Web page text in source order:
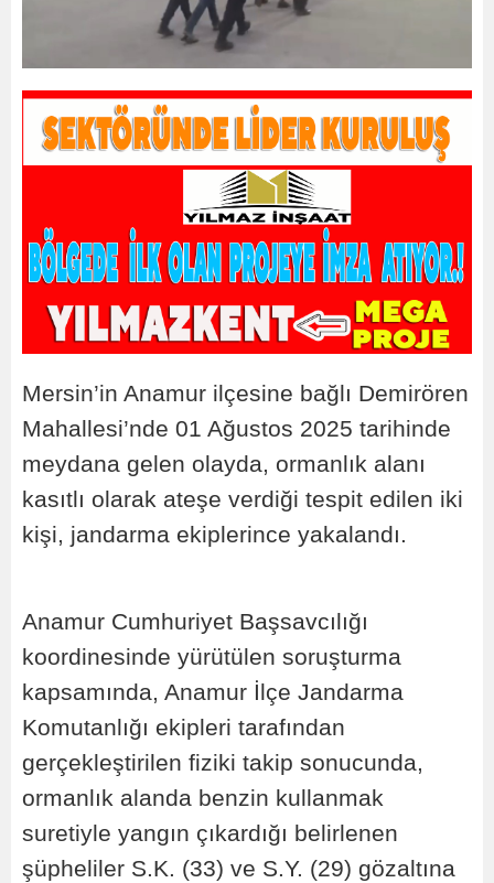
Mersin’in Anamur ilçesine bağlı Demirören
Mahallesi’nde 01 Ağustos 2025 tarihinde
meydana gelen olayda, ormanlık alanı
kasıtlı olarak ateşe verdiği tespit edilen iki
kişi, jandarma ekiplerince yakalandı.
Anamur Cumhuriyet Başsavcılığı
koordinesinde yürütülen soruşturma
kapsamında, Anamur İlçe Jandarma
Komutanlığı ekipleri tarafından
gerçekleştirilen fiziki takip sonucunda,
ormanlık alanda benzin kullanmak
suretiyle yangın çıkardığı belirlenen
şüpheliler S.K. (33) ve S.Y. (29) gözaltına